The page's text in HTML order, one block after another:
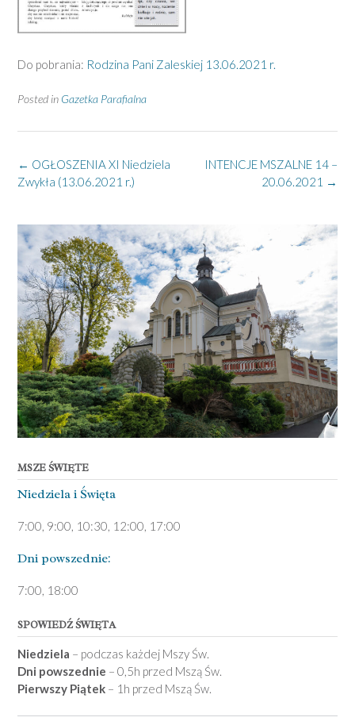
Do pobrania: Rodzina Pani Zaleskiej 13.06.2021 r.
Posted in Gazetka Parafialna
Post
navigation
INTENCJE MSZALNE 14 –
20.06.2021 →
← OGŁOSZENIA XI Niedziela
Zwykła (13.06.2021 r.)
MSZE ŚWIĘTE
Niedziela ­i Święta
7:00, 9:00, 10:30, 12:00, 17:00
Dni pows­zednie:
7­:00, 18:00­
SPOWIEDŹ ŚWIĘTA
Niedziela – podczas każdej Mszy Św.
Dni powszednie – 0,5h przed Mszą Św.
Pierwszy Piątek – 1h przed Mszą Św.